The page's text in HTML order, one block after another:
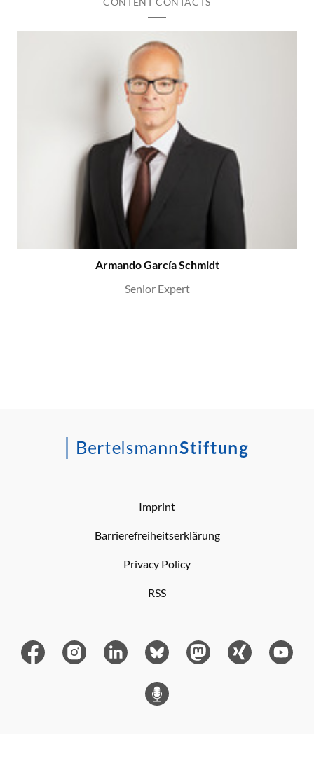
Armando García Schmidt
Senior Expert
Imprint
Barrierefreiheitserklärung
Privacy Policy
RSS